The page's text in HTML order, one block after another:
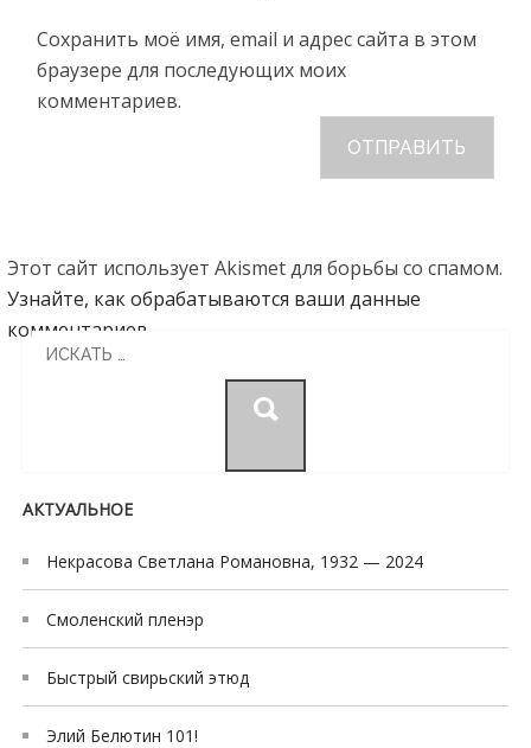
Сохранить моё имя, email и адрес сайта в этом
браузере для последующих моих
комментариев.
Этот сайт использует Akismet для борьбы со спамом.
Узнайте, как обрабатываются ваши данные
комментариев
АКТУАЛЬНОЕ
Некрасова Светлана Романовна, 1932 — 2024
Смоленский пленэр
Быстрый свирьский этюд
Элий Белютин 101!